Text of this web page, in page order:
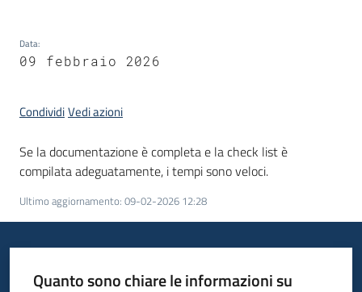
e
partecipazione
Data:
09 febbraio 2026
CondividiVedi azioni
Se la documentazione è completa e la check list è
compilata adeguatamente, i tempi sono veloci.
Ultimo aggiornamento: 09-02-2026 12:28
Quanto sono chiare le informazioni su